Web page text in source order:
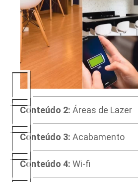
Conteúdo 2: Áreas de Lazer
Conteúdo 3: Acabamento
Conteúdo 4: Wi-fi